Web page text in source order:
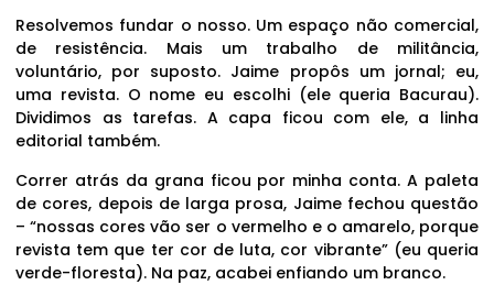
Resolvemos fundar o nosso. Um espaço não comercial,
de resistência. Mais um trabalho de militância,
voluntário, por suposto. Jaime propôs um jornal; eu,
uma revista. O nome eu escolhi (ele queria Bacurau).
Dividimos as tarefas. A capa ficou com ele, a linha
editorial também.
Correr atrás da grana ficou por minha conta. A paleta
de cores, depois de larga prosa, Jaime fechou questão
– “nossas cores vão ser o vermelho e o amarelo, porque
revista tem que ter cor de luta, cor vibrante” (eu queria
verde-floresta). Na paz, acabei enfiando um branco.